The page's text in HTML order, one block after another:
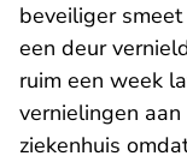
beveiliger
een deur
ruim een week
vernielingen
ziekenhuis